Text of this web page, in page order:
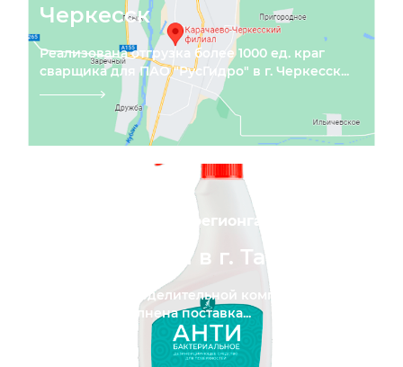
Черкесск
Реализована отгрузка более 1000 ед. краг
сварщика для ПАО "РусГидро" в г. Черкесск...
ООО «Газпром межрегионгаз Тамбов»
Антисептики в г. Тамбов
Для газораспределительной компании в
г.Тамбов выполнена поставка...